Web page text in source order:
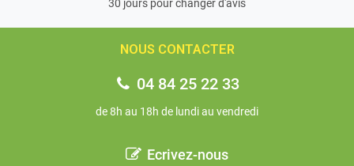
30 jours pour changer d'avis
NOUS CONTACTER
04 84 25 22 33
de 8h au 18h de lundi au vendredi
Ecrivez-nous